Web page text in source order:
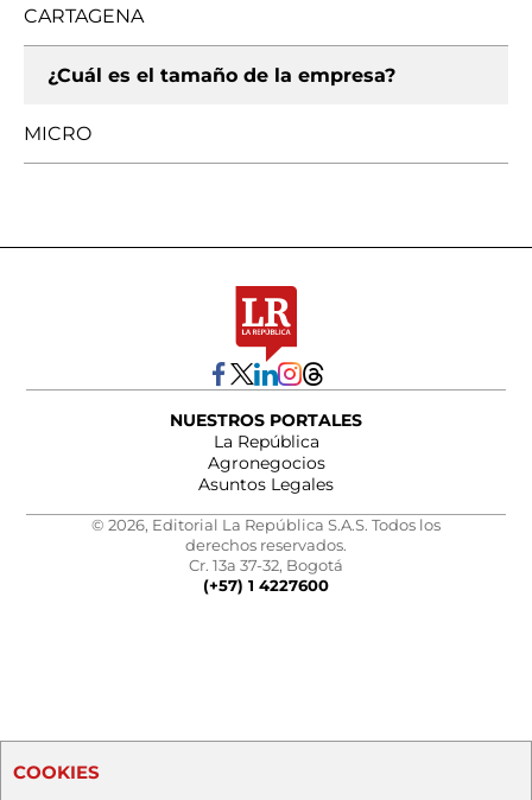
CARTAGENA
¿Cuál es el tamaño de la empresa?
MICRO
NUESTROS PORTALES
La República
Agronegocios
Asuntos Legales
© 2026, Editorial La República S.A.S. Todos los
derechos reservados.
Cr. 13a 37-32, Bogotá
(+57) 1 4227600
COOKIES